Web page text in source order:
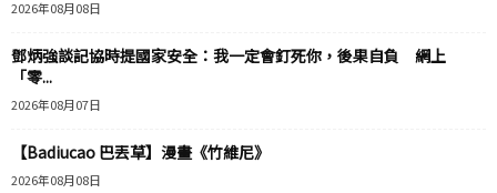
2026年08月08日
鄧炳強談記協時提國家安全：我一定會釘死你，後果自負 網上
「零...
2026年08月07日
【Badiucao 巴丟草】漫畫《竹維尼》
2026年08月08日